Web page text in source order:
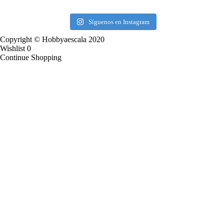
Síguenos en Instagram
Copyright © Hobbyaescala 2020
Wishlist 0
Continue Shopping